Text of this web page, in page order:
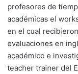
profesores de
académicas el
en el cual
evaluaciones en
académico e
teacher trainer del